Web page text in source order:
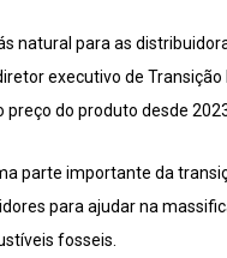
natural para as
executivo de
preço do produto desde
parte importante da
para ajudar na
fosseis.